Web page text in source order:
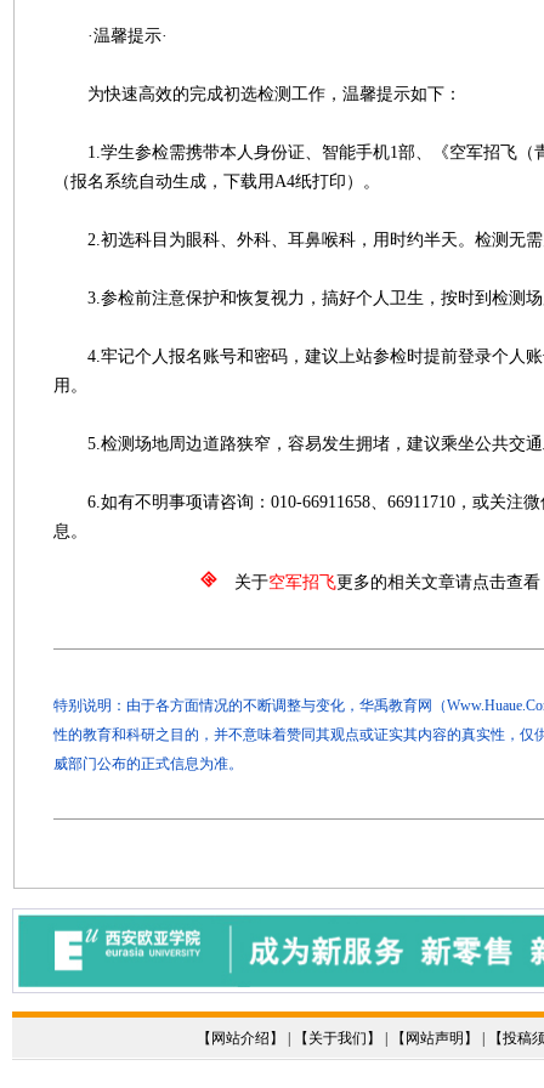
·温馨提示·
为快速高效的完成初选检测工作，温馨提示如下：
1.学生参检需携带本人身份证、智能手机1部、《空军招飞（
（报名系统自动生成，下载用A4纸打印）。
2.初选科目为眼科、外科、耳鼻喉科，用时约半天。检测无需
3.参检前注意保护和恢复视力，搞好个人卫生，按时到检测场
4.牢记个人报名账号和密码，建议上站参检时提前登录个人账
用。
5.检测场地周边道路狭窄，容易发生拥堵，建议乘坐公共交通
6.如有不明事项请咨询：010-66911658、66911710，或关注
息。
关于空军招飞更多的相关文章请点击查看
特别说明：由于各方面情况的不断调整与变化，华禹教育网（
性的教育和科研之目的，并不意味着赞同其观点或证实其内容的真实性，仅
威部门公布的正式信息为准。
【 网站介绍 】 | 【 关于我们 】 | 【 网站声明 】 | 【投稿